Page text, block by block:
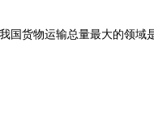
货物运输总量最大的领域